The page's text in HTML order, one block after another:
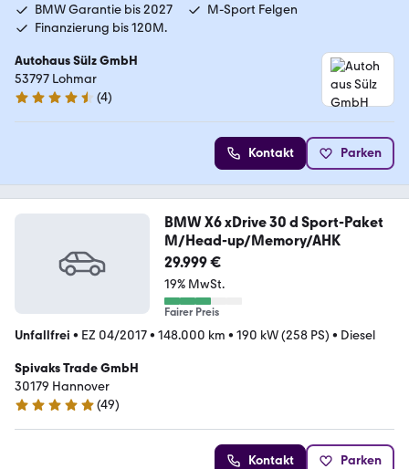
BMW Garantie bis 2027
M-Sport Felgen
Finanzierung bis 120M.
Autohaus Sülz GmbH
53797 Lohmar
4.6 Sterne
(4)
Kontakt Parken
BMW X6 xDrive 30 d Sport-Paket
M/Head-up/Memory/AHK
29.999 €
19% MwSt.
Fairer Preis
Unfallfrei • EZ 04/2017• 148.000 km • 190 kW (258 PS) • Diesel
Spivaks Trade GmbH
30179 Hannover
5 Sterne
(49)
Kontakt Parken